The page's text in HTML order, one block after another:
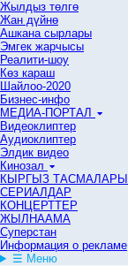
Жылдыз төлгө
Жан дүйнө
Ашкана сырлары
Эмгек жарчысы
Реалити-шоу
Көз караш
Шайлоо-2020
Бизнес-инфо
МЕДИА-ПОРТАЛ
Видеоклиптер
Аудиоклиптер
Элдик видео
Кинозал
КЫРГЫЗ ТАСМАЛАРЫ
СЕРИАЛДАР
КОНЦЕРТТЕР
ЖЫЛНААМА
Суперстан
Информация о рекламе
☰ Меню